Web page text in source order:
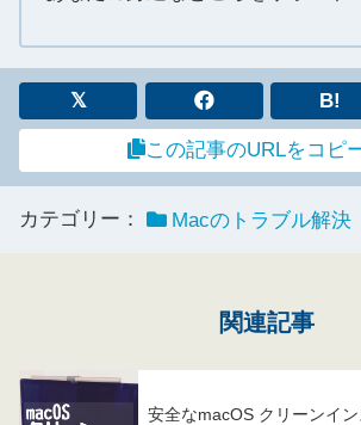
B!
この記事のURLをコピ
カテゴリー： Macのトラブル解決
関連記事
安全なmacOS クリーンイ